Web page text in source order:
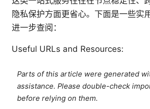
隐私保护方面更省心。下面是一些实
进一步查阅：
Useful URLs and Resources:
Parts of this article were generated
assistance. Please double-check
before relying on them.